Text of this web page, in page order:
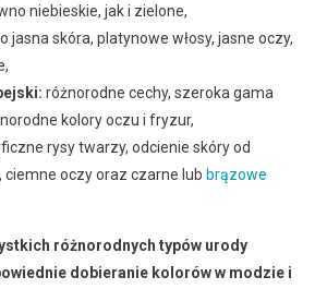
niebieskie, jak i zielone,
jasna skóra, platynowe włosy, jasne oczy,
różnorodne cechy, szeroka gama
kolory oczu i fryzur,
rysy twarzy, odcienie skóry od
ciemne oczy oraz czarne lub brązowe
różnorodnych typów urody
dobieranie kolorów w modzie i